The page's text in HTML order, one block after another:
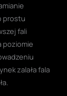
prostu
fali
poziomie
zalała fala